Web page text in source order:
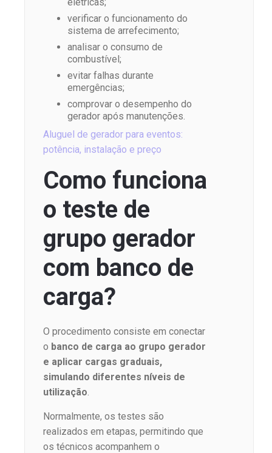
verificar o funcionamento do
sistema de arrefecimento;
analisar o consumo de
combustível;
evitar falhas durante
emergências;
comprovar o desempenho do
gerador após manutenções.
Aluguel de gerador para eventos:
potência, instalação e preço
Como funciona
o teste de
grupo gerador
com banco de
carga?
O procedimento consiste em conectar
o banco de carga ao grupo gerador
e aplicar cargas graduais,
simulando diferentes níveis de
utilização
Normalmente, os testes são
realizados em etapas, permitindo que
os técnicos acompanhem o